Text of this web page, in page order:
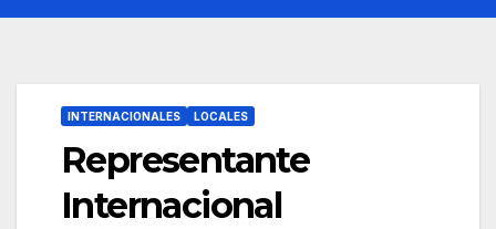
INTERNACIONALES LOCALES
Representante
Internacional